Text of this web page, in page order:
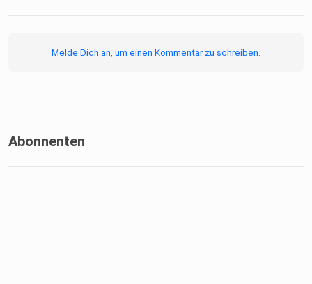
Melde Dich an, um einen Kommentar zu schreiben.
Abonnenten